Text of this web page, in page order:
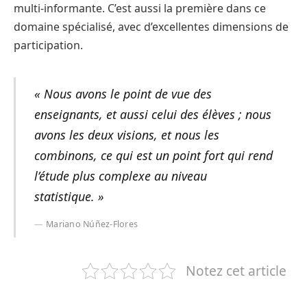
multi-informante. C’est aussi la première dans ce
domaine spécialisé, avec d’excellentes dimensions de
participation.
« Nous avons le point de vue des
enseignants, et aussi celui des élèves ; nous
avons les deux visions, et nous les
combinons, ce qui est un point fort qui rend
l’étude plus complexe au niveau
statistique. »
Mariano Núñez-Flores
Notez cet article